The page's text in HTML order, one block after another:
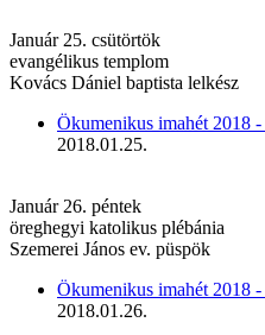
Január 25. csütörtök
evangélikus templom
Kovács Dániel baptista lelkész
Ökumenikus imahét 2018
2018.01.25.
Január 26. péntek
öreghegyi katolikus plébánia
Szemerei János ev. püspök
Ökumenikus imahét 2018
2018.01.26.